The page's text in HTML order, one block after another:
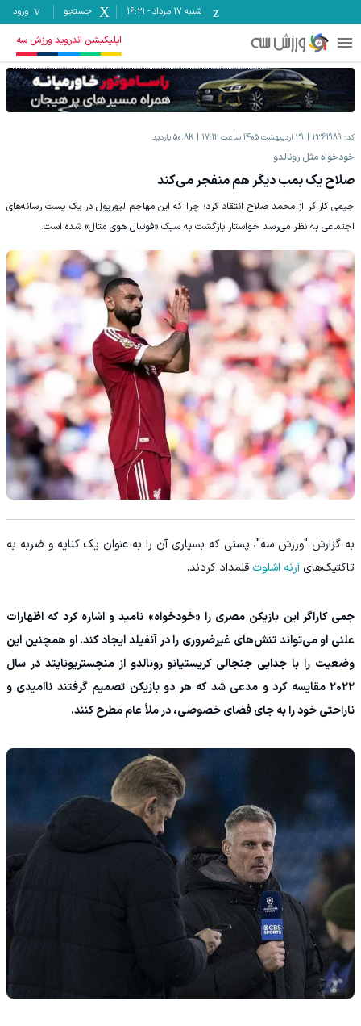
شنبه ۱۷ مرداد -
16:21 جستجو ورود
اپلیکیشن اندروید ورزش سه
کد: 2361989 29 اردیبهشت 1405 ساعت 17:12 50.8K بازدید
خودخواه مثل رونالدو
صلاح یک بمب دیگر هم منفجر می‌کند
جیمی کاراگر از محمد صلاح انتقاد کرد؛ چرا که این مهاجم لیورپول در یک پست رسانه‌های
اجتماعی به نظر می‌رسد خواستار بازگشت به سبک «فوتبال هوی متال» شده است.
به گزارش "ورزش سه"، پستی که بسیاری آن را به عنوان یک کنایه و ضربه به
تاکتیک‌هایآرنه اشلوت قلمداد کردند.
جمی کاراگر این بازیکن مصری را «خودخواه» نامید و اشاره کرد که اظهارات
علنی او می‌تواند تنش‌های غیرضروری را در آنفیلد ایجاد کند. او همچنین این
وضعیت را با جدایی جنجالی کریستیانو رونالدو از منچستریونایتد در سال
۲۰۲۲ مقایسه کرد و مدعی شد که هر دو بازیکن تصمیم گرفتند ناامیدی و
ناراحتی خود را به جای فضای خصوصی، در ملأ عام مطرح کنند.